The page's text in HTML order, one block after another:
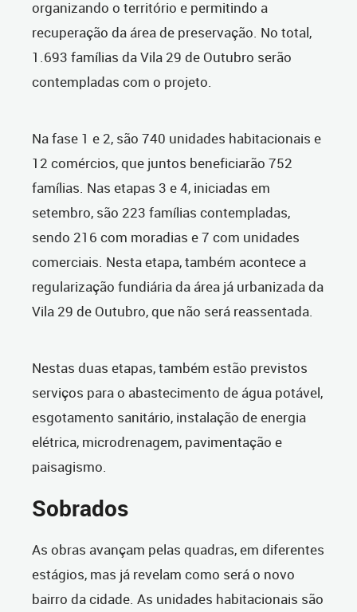
organizando o território e permitindo a
recuperação da área de preservação. No total,
1.693 famílias da Vila 29 de Outubro serão
contempladas com o projeto.
Na fase 1 e 2, são 740 unidades habitacionais e
12 comércios, que juntos beneficiarão 752
famílias. Nas etapas 3 e 4, iniciadas em
setembro, são 223 famílias contempladas,
sendo 216 com moradias e 7 com unidades
comerciais. Nesta etapa, também acontece a
regularização fundiária da área já urbanizada da
Vila 29 de Outubro, que não será reassentada.
Nestas duas etapas, também estão previstos
serviços para o abastecimento de água potável,
esgotamento sanitário, instalação de energia
elétrica, microdrenagem, pavimentação e
paisagismo.
Sobrados
As obras avançam pelas quadras, em diferentes
estágios, mas já revelam como será o novo
bairro da cidade. As unidades habitacionais são